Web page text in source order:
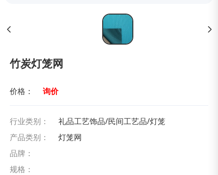
竹炭灯笼网
价格： 询价
行业类别：
礼品工艺饰品/民间工艺品/灯笼
产品类别：
灯笼网
品牌：
规格：